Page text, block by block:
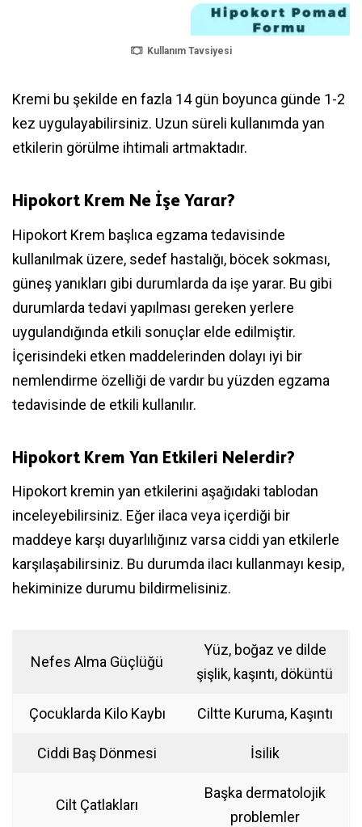
Kullanım Tavsiyesi
Kremi bu şekilde en fazla 14 gün boyunca günde 1-2
kez uygulayabilirsiniz. Uzun süreli kullanımda yan
etkilerin görülme ihtimali artmaktadır.
Hipokort Krem Ne İşe Yarar?
Hipokort Krem başlıca egzama tedavisinde
kullanılmak üzere, sedef hastalığı, böcek sokması,
güneş yanıkları gibi durumlarda da işe yarar. Bu gibi
durumlarda tedavi yapılması gereken yerlere
uygulandığında etkili sonuçlar elde edilmiştir.
İçerisindeki etken maddelerinden dolayı iyi bir
nemlendirme özelliği de vardır bu yüzden egzama
tedavisinde de etkili kullanılır.
Hipokort Krem Yan Etkileri Nelerdir?
Hipokort kremin yan etkilerini aşağıdaki tablodan
inceleyebilirsiniz. Eğer ilaca veya içerdiği bir
maddeye karşı duyarlılığınız varsa ciddi yan etkilerle
karşılaşabilirsiniz. Bu durumda ilacı kullanmayı kesip,
hekiminize durumu bildirmelisiniz.
Nefes Alma Güçlüğü
Yüz, boğaz ve dilde
şişlik, kaşıntı, döküntü
Çocuklarda Kilo Kaybı Ciltte Kuruma, Kaşıntı
Ciddi Baş Dönmesi İsilik
Cilt Çatlakları
Başka dermatolojik
problemler